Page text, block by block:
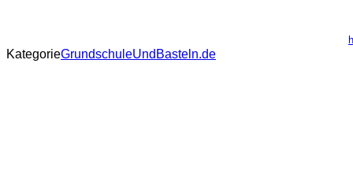
KategorieGrundschuleUndBasteln.de